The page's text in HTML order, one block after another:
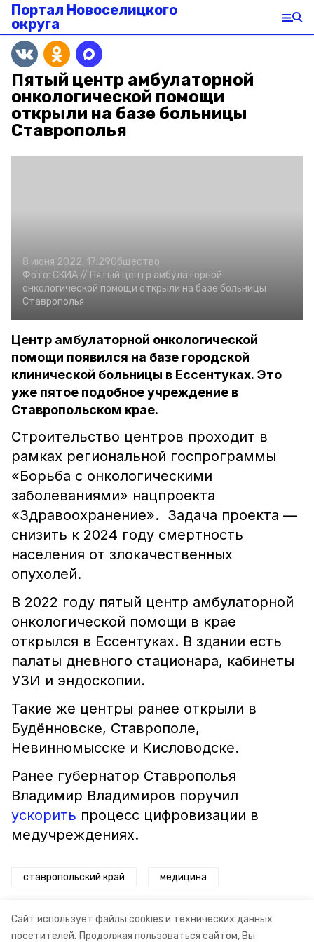
Сайт использует файлы cookies и технических данных
посетителей. Продолжая пользоваться сайтом, Вы
Портал Новоселицкого
округа
Пятый центр амбулаторной
онкологической помощи
открыли на базе больницы
Ставрополья
8 июня 2022, 17:29Общество
Фото: СКИА // Пятый центр амбулаторной
онкологической помощи открыли на базе больницы
Ставрополья
Центр амбулаторной онкологической
помощи появился на базе городской
клинической больницы в Ессентуках. Это
уже пятое подобное учреждение в
Ставропольском крае.
Строительство центров проходит в
рамках региональной госпрограммы
«Борьба с онкологическими
заболеваниями» нацпроекта
«Здравоохранение». Задача проекта —
снизить к 2024 году смертность
населения от злокачественных
опухолей.
В 2022 году пятый центр амбулаторной
онкологической помощи в крае
открылся в Ессентуках. В здании есть
палаты дневного стационара, кабинеты
УЗИ и эндоскопии.
Такие же центры ранее открыли в
Будённовске, Ставрополе,
Невинномысске и Кисловодске.
Ранее губернатор Ставрополья
Владимир Владимиров поручил
ускорить процесс цифровизации в
медучреждениях.
ставропольский край медицина